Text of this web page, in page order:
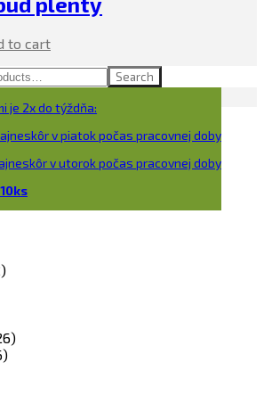
to cart
Search
je 2x do týždňa:
v piatok počas pracovnej doby
v utorok počas pracovnej doby